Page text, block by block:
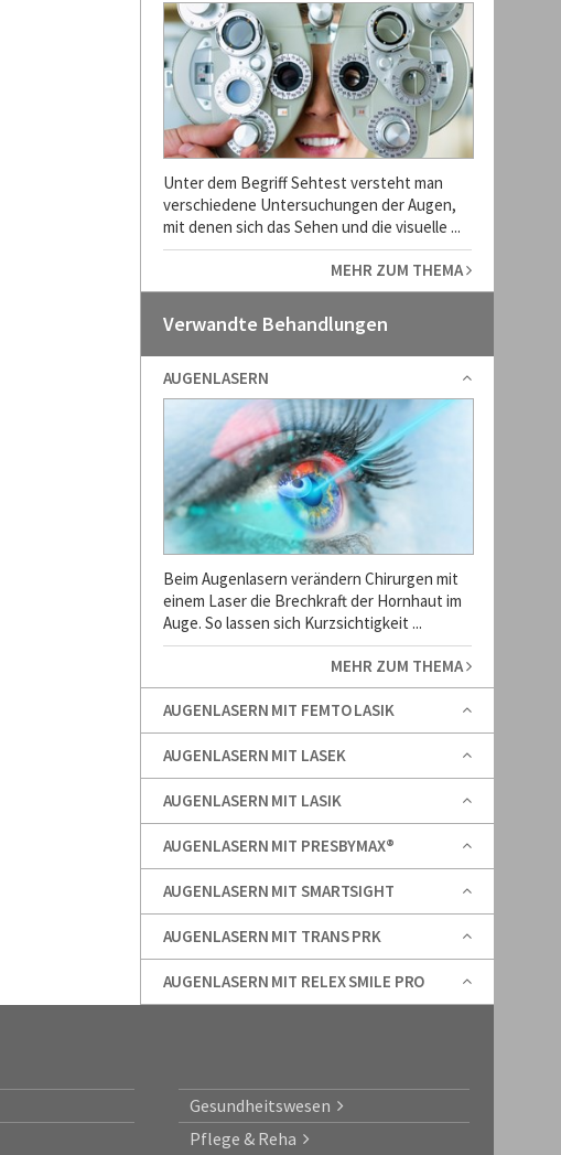
Unter dem Begriff Sehtest versteht man
verschiedene Untersuchungen der Augen,
mit denen sich das Sehen und die visuelle ...
MEHR ZUM THEMA
Verwandte Behandlungen
AUGENLASERN
Beim Augenlasern verändern Chirurgen mit
einem Laser die Brechkraft der Hornhaut im
Auge. So lassen sich Kurzsichtigkeit ...
MEHR ZUM THEMA
AUGENLASERN MIT FEMTO LASIK
AUGENLASERN MIT LASEK
AUGENLASERN MIT LASIK
AUGENLASERN MIT PRESBYMAX®
AUGENLASERN MIT SMARTSIGHT
AUGENLASERN MIT TRANS PRK
AUGENLASERN MIT RELEX SMILE PRO
Gesundheitswesen
Pflege & Reha